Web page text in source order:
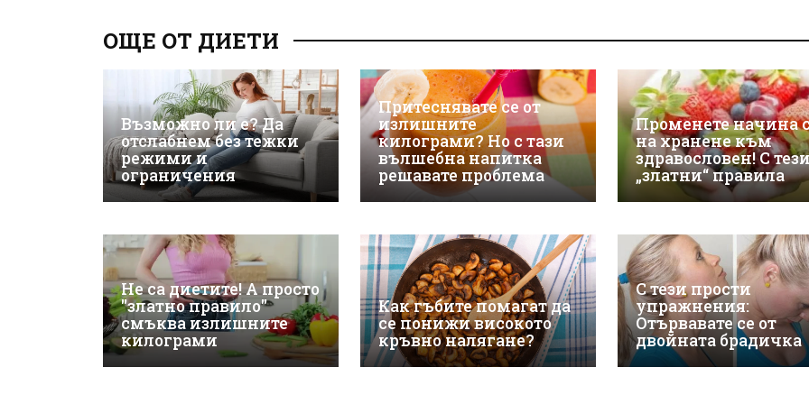
ОЩЕ ОТ ДИЕТИ
Възможно ли е? Да
отслабнем без тежки
режими и
ограничения
Притеснявате се от
излишните
килограми? Но с тази
вълшебна напитка
решавате проблема
Променете начина
на хранене към
здравословен! С
„златни“ правила
Не са диетите! А просто
"златно правило"
смъква излишните
килограми
Как гъбите помагат да
се понижи високото
кръвно налягане?
С тези прости
упражнения:
Отървавате се от
двойната брадичка